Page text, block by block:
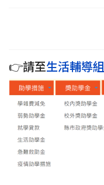
👉請至生活輔導組